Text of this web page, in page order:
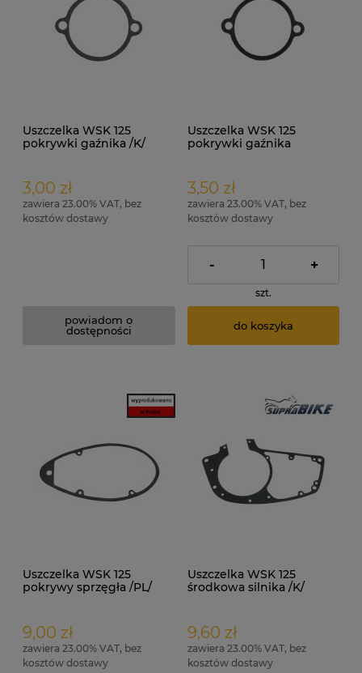
Uszczelka WSK 125
pokrywki gaźnika /K/
3,00 zł
zawiera 23.00% VAT, bez
kosztów dostawy
powiadom o
dostępności
Uszczelka WSK 125
pokrywki gaźnika
3,50 zł
zawiera 23.00% VAT, bez
kosztów dostawy
- +
szt.
do koszyka
Uszczelka WSK 125
pokrywy sprzęgła /PL/
9,00 zł
zawiera 23.00% VAT, bez
kosztów dostawy
Uszczelka WSK 125
środkowa silnika /K/
9,60 zł
zawiera 23.00% VAT, bez
kosztów dostawy